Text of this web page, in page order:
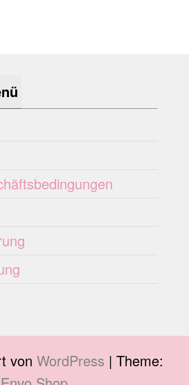
von WordPress | Theme: